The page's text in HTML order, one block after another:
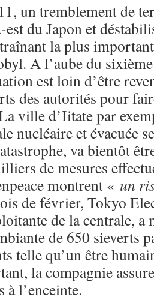
un tremblement de
du Japon et
la plus
A l’aube du
est loin d’être
des autorités pour
ville d’Iitate par
nucléaire et évacuée
va bientôt
de mesures
montrent « un
de février, Tokyo
de la centrale, a
de 650 sieverts
telle qu’un être
la compagnie
à l’enceinte.